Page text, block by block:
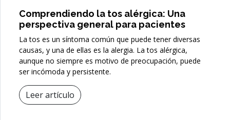
Comprendiendo la tos alérgica: Una
perspectiva general para pacientes
La tos es un síntoma común que puede tener diversas
causas, y una de ellas es la alergia. La tos alérgica,
aunque no siempre es motivo de preocupación, puede
ser incómoda y persistente.
Leer artículo